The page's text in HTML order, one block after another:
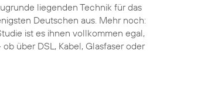
liegenden Technik für das
Deutschen aus. Mehr noch:
ist es ihnen vollkommen egal,
über DSL, Kabel, Glasfaser oder